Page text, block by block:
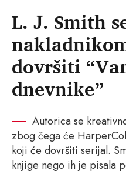
L. J. Smith
dovršiti
dnevnike”
Autorica se
zbog čega će
koji će dovršiti serijal.
knjige nego ih je pisala